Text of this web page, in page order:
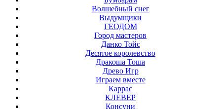
Волшебный снег
Выдумщики
ГЕОДОМ
Город мастеров
Данко Тойс
Десятое королевство
Дракоша Тоша
Древо Игр
Играем вместе
Каррас
КЛЕВЕР
Консуни